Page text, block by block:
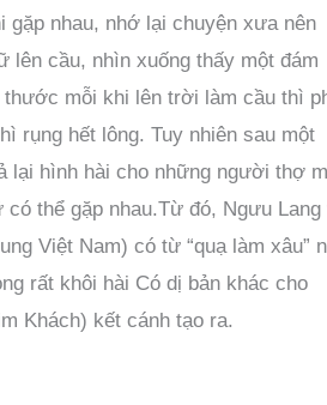
gặp nhau, nhớ lại chuyện xưa nên
lên cầu, nhìn xuống thấy một đám
mỗi khi lên trời làm cầu thì
rụng hết lông. Tuy nhiên sau một
lại hình hài cho những người thợ
thể gặp nhau.Từ đó, Ngưu Lang
Việt Nam) có từ “quạ làm xâu”
rất khôi hài Có dị bản khác cho
Khách) kết cánh tạo ra.